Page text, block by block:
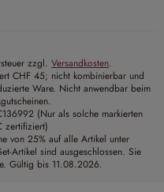
zzgl. Versandkosten.
CHF 45; nicht kombinierbar und
Ware. Nicht anwendbar beim
(Nur als solche markierten
zertifiziert)
von 25% auf alle Artikel unter
Artikel sind ausgeschlossen. Sie
Gültig bis 11.08.2026.